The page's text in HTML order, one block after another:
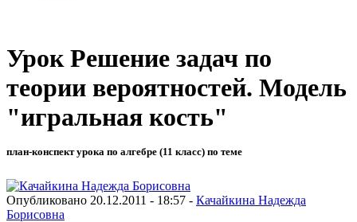
Урок Решение задач по
теории вероятностей. Модель
"игральная кость"
план-конспект урока по алгебре (11 класс) по теме
Опубликовано 20.12.2011 - 18:57 - Качайкина Надежда
Борисовна